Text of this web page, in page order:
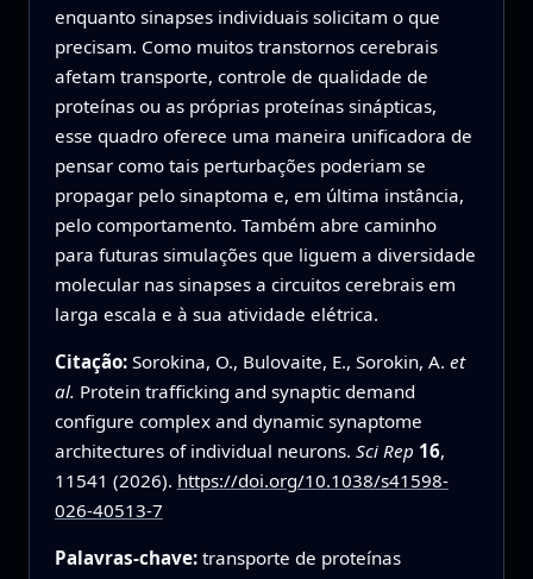
enquanto sinapses individuais solicitam o que
precisam. Como muitos transtornos cerebrais
afetam transporte, controle de qualidade de
proteínas ou as próprias proteínas sinápticas,
esse quadro oferece uma maneira unificadora de
pensar como tais perturbações poderiam se
propagar pelo sinaptoma e, em última instância,
pelo comportamento. Também abre caminho
para futuras simulações que liguem a diversidade
molecular nas sinapses a circuitos cerebrais em
larga escala e à sua atividade elétrica.
Citação: Sorokina, O., Bulovaite, E., Sorokin, A. et
al. Protein trafficking and synaptic demand
configure complex and dynamic synaptome
architectures of individual neurons. Sci Rep 16,
11541 (2026). https://doi.org/10.1038/s41598-
026-40513-7
Palavras-chave: transporte de proteínas